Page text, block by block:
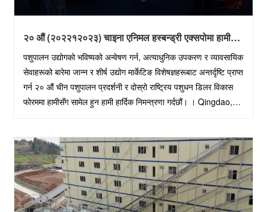
२० औं (२०२२१२०२३) चाइना एनिमल हस्बन्ड्री एक्सपोमा हामीसँग
सामेल हुनुहोस् - अत्याधुनिक उपकरण र व्यावसायिक सेवाहरू पत्ता
लगाउनुहोस्
पशुपालन उद्योगको भविष्यको अन्वेषण गर्न, अत्याधुनिक उपकरण र व्यावसायिक
सेवाहरूको बारेमा जान्न र शीर्ष उद्योग मार्केटिङ विशेषज्ञहरूबाट अन्तर्दृष्टि प्राप्त
गर्न २० औं चीन पशुपालन प्रदर्शनी र दोस्रो राष्ट्रिय पशुधन डिलर विकास
फोरममा हामीसँग सामेल हुन हामी हार्दिक निमन्त्रणा गर्दछौं। । Qingdao,